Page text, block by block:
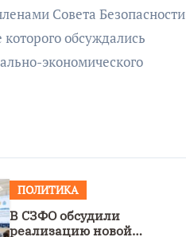
Совета Безопасности
которого обсуждались
экономического
ПОЛИТИКА
В СЗФО обсудили
реализацию новой